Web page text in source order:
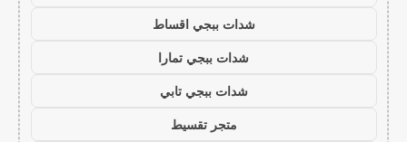
شدات ببجي اقساط
شدات ببجي تمارا
شدات ببجي تابي
متجر تقسيط